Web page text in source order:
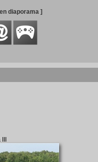
diaporama ]